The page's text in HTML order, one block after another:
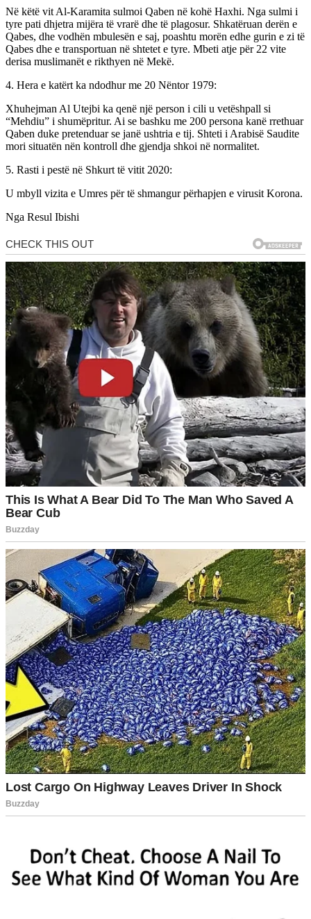
Në këtë vit Al-Karamita sulmoi Qaben në kohë Haxhi. Nga sulmi i
tyre pati dhjetra mijëra të vrarë dhe të plagosur. Shkatëruan derën e
Qabes, dhe vodhën mbulesën e saj, poashtu morën edhe gurin e zi të
Qabes dhe e transportuan në shtetet e tyre. Mbeti atje për 22 vite
derisa muslimanët e rikthyen në Mekë.
4. Hera e katërt ka ndodhur me 20 Nëntor 1979:
Xhuhejman Al Utejbi ka qenë një person i cili u vetëshpall si
“Mehdiu” i shumëpritur. Ai se bashku me 200 persona kanë rrethuar
Qaben duke pretenduar se janë ushtria e tij. Shteti i Arabisë Saudite
mori situatën nën kontroll dhe gjendja shkoi në normalitet.
5. Rasti i pestë në Shkurt të vitit 2020:
U mbyll vizita e Umres për të shmangur përhapjen e virusit Korona.
Nga Resul Ibishi